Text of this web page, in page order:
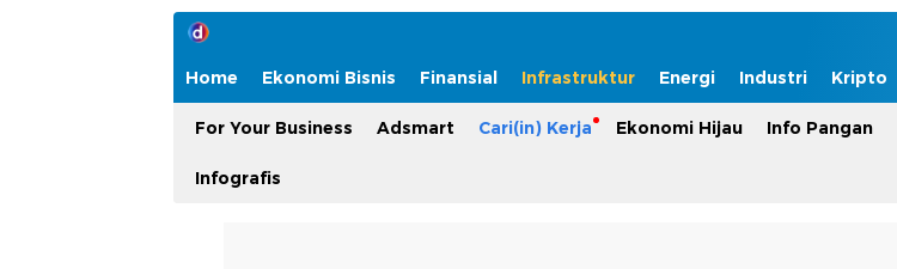
Home Ekonomi Bisnis Finansial Infrastruktur Energi Industri Kripto
For Your Business Adsmart Cari(in) Kerja Ekonomi Hijau Info Pangan
Infografis